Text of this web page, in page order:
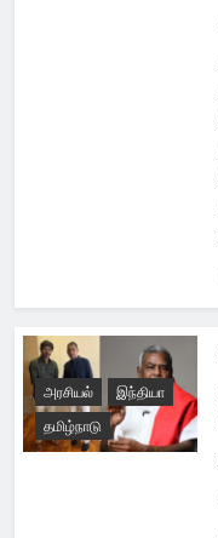
அரசியல்
இந்தியா
தமிழ்நாடு